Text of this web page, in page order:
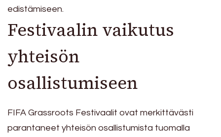
edistämiseen.
Festivaalin vaikutus
yhteisön
osallistumiseen
FIFA Grassroots Festivaalit ovat merkittävästi
parantaneet yhteisön osallistumista tuomalla